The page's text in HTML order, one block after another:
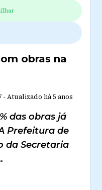
obras na
- Atualizado há 5 anos
das obras já
Prefeitura de
da Secretaria